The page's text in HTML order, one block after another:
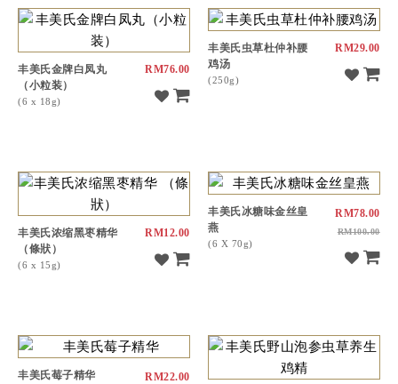
丰美氏金牌白凤丸
（小粒装）
(6 x 18g)
RM76.00
丰美氏虫草杜仲补腰
鸡汤
(250g)
RM29.00
丰美氏浓缩黑枣精华
（條狀）
(6 x 15g)
RM12.00
丰美氏冰糖味金丝皇
燕
(6 X 70g)
RM78.00
RM100.00
丰美氏莓子精华 RM22.00